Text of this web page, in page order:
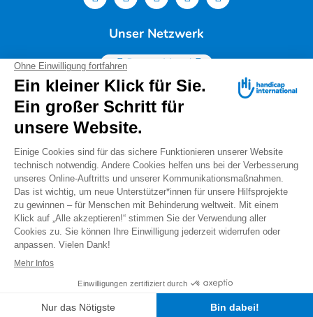
Unser Netzwerk
Deutschland
Handicap International e.V. | Lindwurmstr. 101 | 80337
München |
Tel.: 089/54 76 06 0 |
Spendenservice: Tel.: 089/54 76 06 17 (Mo-Do 9:00 –
14:00 Uhr) Ispenden@deutschland.hi.org
Handicap International e.V. ist beim Finanzamt
München als gemeinnützig und mildtätig anerkannt.
Spenden können steuerlich geltend gemacht werden.
Warnung vor "falschen Spendensammlern"